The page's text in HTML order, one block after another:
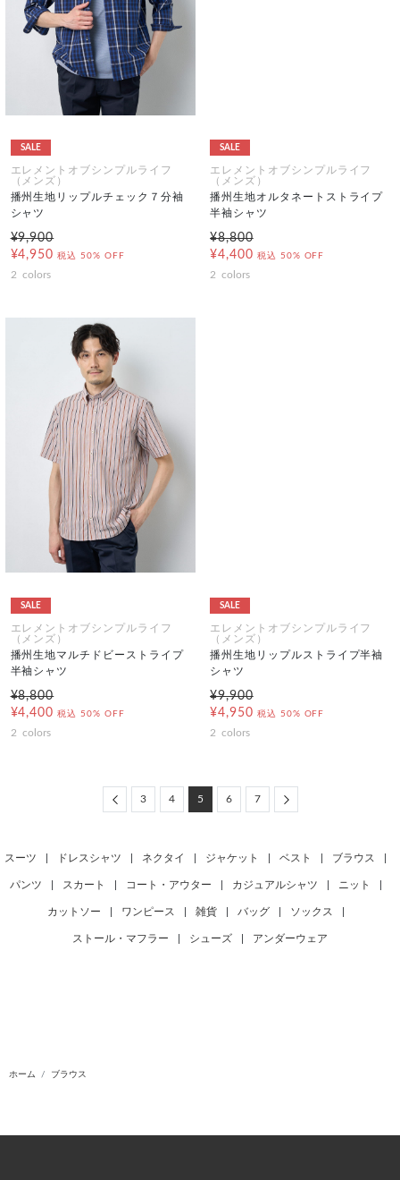
SALE
エレメントオブシンプルライフ
（メンズ）
播州生地リップルチェック７分袖
シャツ
¥9,900
¥4,950 税込 50% OFF
2 colors
SALE
エレメントオブシンプルライフ
（メンズ）
播州生地オルタネートストライプ
半袖シャツ
¥8,800
¥4,400 税込 50% OFF
2 colors
SALE
エレメントオブシンプルライフ
（メンズ）
播州生地マルチドビーストライプ
半袖シャツ
¥8,800
¥4,400 税込 50% OFF
2 colors
SALE
エレメントオブシンプルライフ
（メンズ）
播州生地リップルストライプ半袖
シャツ
¥9,900
¥4,950 税込 50% OFF
2 colors
Previous
3 4 5 6 7 Next
スーツ ドレスシャツ ネクタイ ジャケット ベスト ブラウス
パンツ スカート コート・アウター カジュアルシャツ ニット
カットソー ワンピース 雑貨 バッグ ソックス
ストール・マフラー シューズ アンダーウェア
ホーム ブラウス